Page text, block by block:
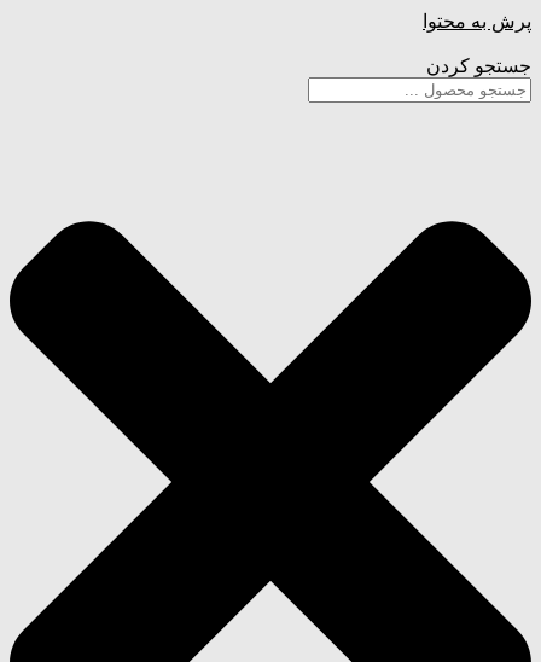
پرش به محتوا
جستجو کردن